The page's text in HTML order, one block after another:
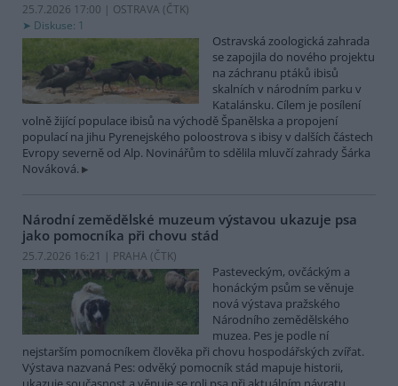
25.7.2026 17:00 | OSTRAVA (ČTK)
Diskuse: 1
Ostravská zoologická zahrada
se zapojila do nového projektu
na záchranu ptáků ibisů
skalních v národním parku v
Katalánsku. Cílem je posílení
volně žijící populace ibisů na východě Španělska a propojení
populací na jihu Pyrenejského poloostrova s ibisy v dalších částech
Evropy severně od Alp. Novinářům to sdělila mluvčí zahrady Šárka
Nováková.
Národní zemědělské muzeum výstavou ukazuje psa
jako pomocníka při chovu stád
25.7.2026 16:21 | PRAHA (ČTK)
Pasteveckým, ovčáckým a
honáckým psům se věnuje
nová výstava pražského
Národního zemědělského
muzea. Pes je podle ní
nejstarším pomocníkem člověka při chovu hospodářských zvířat.
Výstava nazvaná Pes: odvěký pomocník stád mapuje historii,